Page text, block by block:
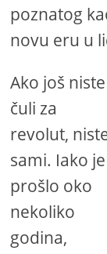
poznatog
novu eru u
Ako još niste
čuli za
revolut,
sami. Iako je
prošlo oko
nekoliko
godina,